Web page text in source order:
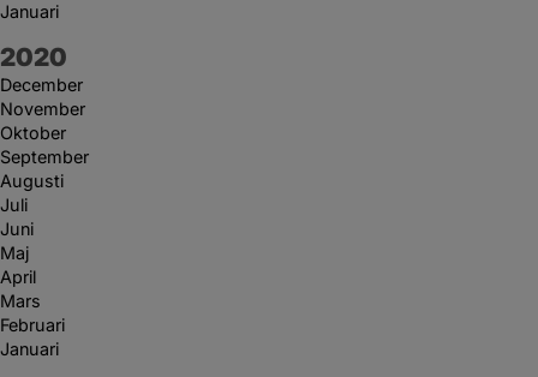
Januari
År:
2020
December
November
Oktober
September
Augusti
Juli
Juni
Maj
April
Mars
Februari
Januari